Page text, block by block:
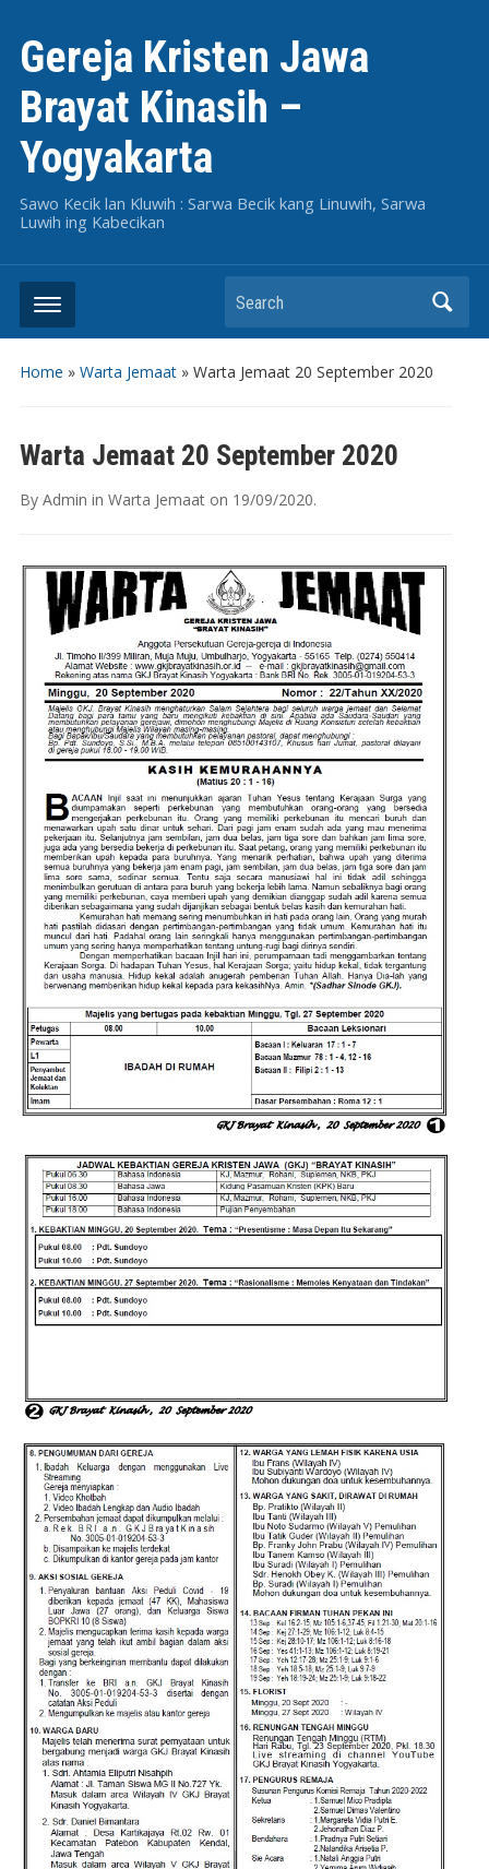
Gereja Kristen Jawa
Brayat Kinasih –
Yogyakarta
Sawo Kecik lan Kluwih : Sarwa Becik kang Linuwih, Sarwa
Luwih ing Kabecikan
Search
Home » Warta Jemaat» Warta Jemaat 20 September 2020
Warta Jemaat 20 September 2020
By Admin in Warta Jemaaton 19/09/2020.